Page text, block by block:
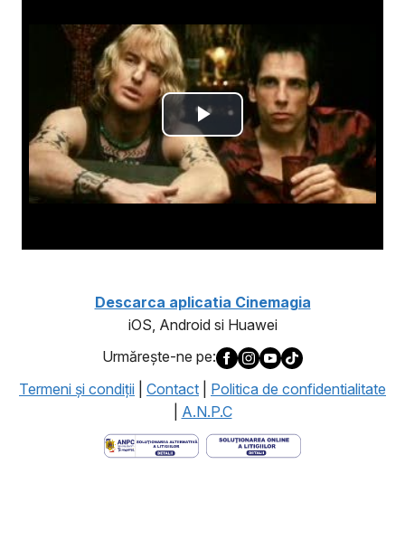
Descarca aplicatia Cinemagia
iOS, Android si Huawei
Urmăreşte-ne pe:
Termeni şi condiţii
Contact
Politica de confidentialitate
A.N.P.C